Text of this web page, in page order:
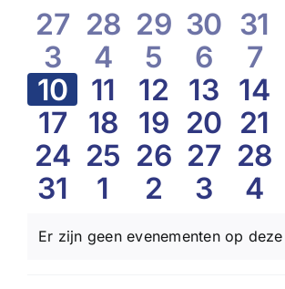
van
Evenementen
0
evenementen
27 0
evenementen
28 0
29 0
30 0
31
0
evenementen
3
0
evenementen
4
0
5
0
6
0
7
0
evenementen
10
0
evenementen
11
0
12
0
13 0
14
0
evenementen
17
0
evenementen
18
0
19 0
20 0
21
0
evenementen
24 0
evenementen
25 0
26 0
27 0
28
0
evenementen
31
0
evenementen
1
0
2
0
3
0
4
Bericht
Er zijn geen evenementen op